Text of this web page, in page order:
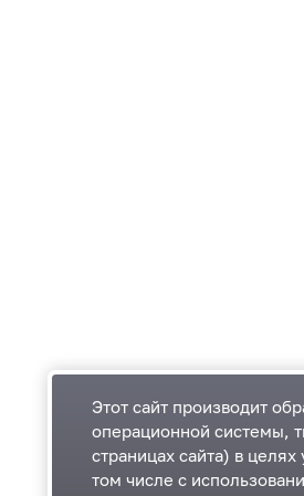
Одинцовский городской
области
Этот сайт производит
операционной системы,
страницах сайта) в
том числе с